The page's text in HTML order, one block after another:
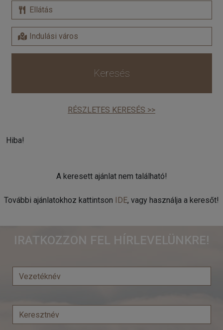
Keresés
RÉSZLETES KERESÉS >>
Hiba!
A keresett ajánlat nem található!
További ajánlatokhoz kattintson IDE, vagy használja a keresőt!
IRATKOZZON FEL HÍRLEVELÜNKRE!